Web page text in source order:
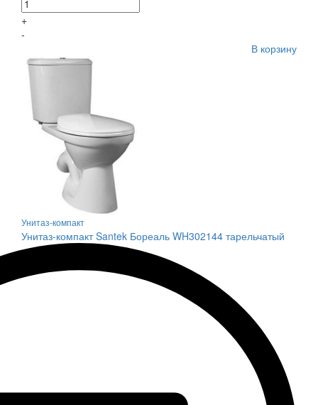
+
-
В корзину
Унитаз-компакт
Унитаз-компакт Santek Бореаль WH302144 тарельчатый